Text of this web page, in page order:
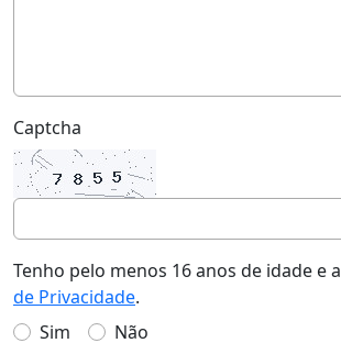
Captcha
Tenho pelo menos 16 anos de idade e
de Privacidade.
Sim
Não